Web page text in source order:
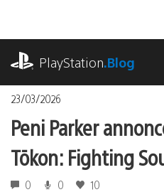
contenu
PlayStation.Blog
23/03/2026
Peni Parker
Tōkon: Fighting
0 0 10